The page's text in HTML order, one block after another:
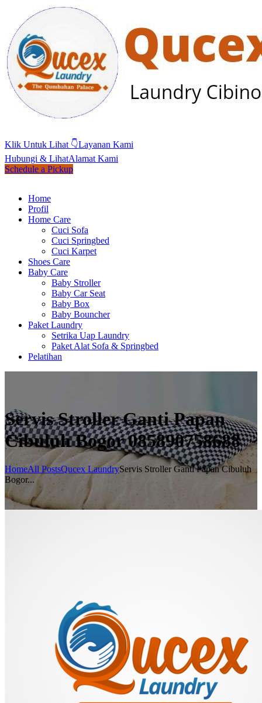
Klik Untuk Lihat 👇Layanan Kami
Hubungi & LihatAlamat Kami
Schedule a Pickup
Home
Profil
Home Care
Cuci Sofa
Cuci Springbed
Cuci Karpet
Shoes Care
Baby Care
Baby Stroller
Baby Car Seat
Baby Box
Baby Bouncher
Paket Laundry
Setrika Uap Laundry
Paket Alat Sofa & Springbed
Pelatihan
Servis Stroller Ganti Papan
Cibuluh Bogor 085890758688
HomeAll PostsQucex LaundryServis Stroller Ganti Papan Cibuluh
Bogor...